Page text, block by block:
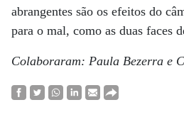
abrangentes são os efeitos do
para o mal, como as duas faces
Colaboraram: Paula Bezerra e